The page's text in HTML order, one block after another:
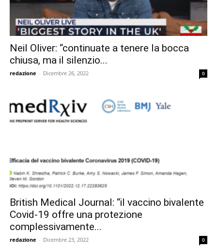
Neil Oliver: “continuate a tenere la bocca
chiusa, ma il silenzio...
redazione - Dicembre 26, 2022 0
British Medical Journal: “il vaccino bivalente
Covid-19 offre una protezione
complessivamente...
redazione - Dicembre 23, 2022 0